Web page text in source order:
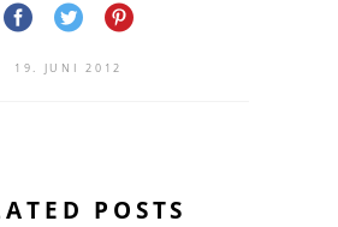
19. JUNI 2012
POSTS